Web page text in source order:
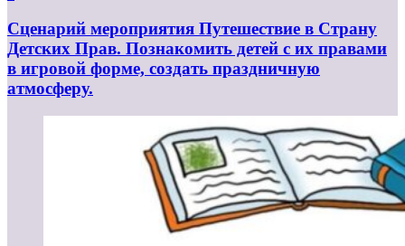
Сценарий мероприятия Путешествие в Страну
Детских Прав. Познакомить детей с их правами
в игровой форме, создать праздничную
атмосферу.